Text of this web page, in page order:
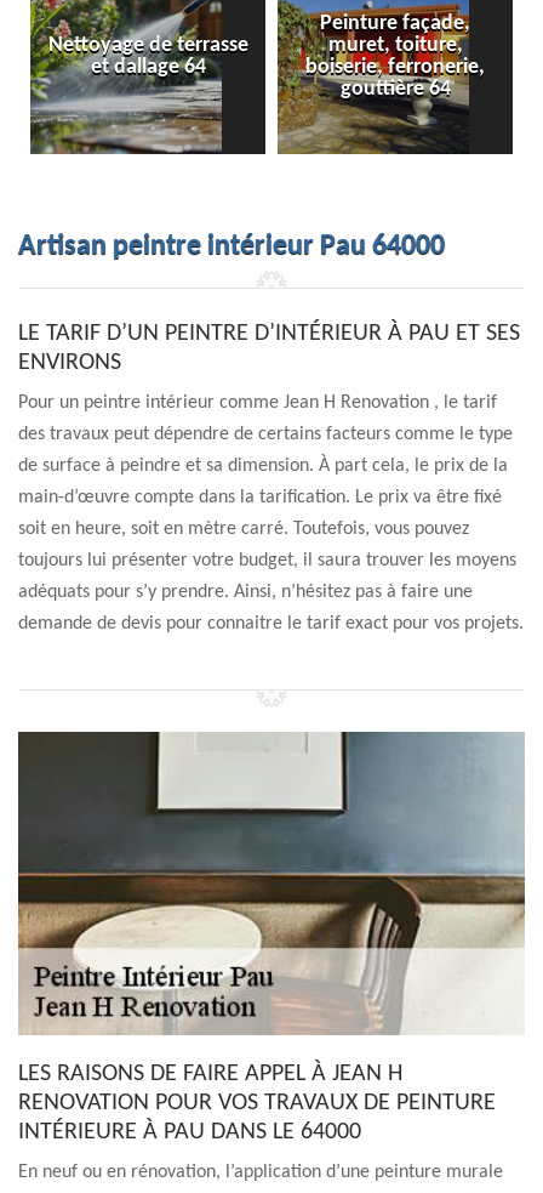
Nettoyage de terrasse
et dallage 64
Peinture façade,
muret, toiture,
boiserie, ferronerie,
gouttière 64
Artisan peintre intérieur Pau 64000
LE TARIF D’UN PEINTRE D’INTÉRIEUR À PAU ET SES
ENVIRONS
Pour un peintre intérieur comme Jean H Renovation , le tarif
des travaux peut dépendre de certains facteurs comme le type
de surface à peindre et sa dimension. À part cela, le prix de la
main-d’œuvre compte dans la tarification. Le prix va être fixé
soit en heure, soit en mètre carré. Toutefois, vous pouvez
toujours lui présenter votre budget, il saura trouver les moyens
adéquats pour s’y prendre. Ainsi, n’hésitez pas à faire une
demande de devis pour connaitre le tarif exact pour vos projets.
LES RAISONS DE FAIRE APPEL À JEAN H
RENOVATION POUR VOS TRAVAUX DE PEINTURE
INTÉRIEURE À PAU DANS LE 64000
En neuf ou en rénovation, l’application d’une peinture murale